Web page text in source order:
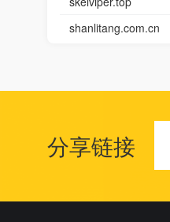
shanlitang.com.cn
分享链接